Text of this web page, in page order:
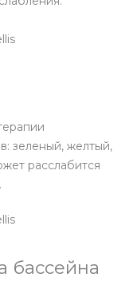
зеленый, желтый,
расслабится
бассейна